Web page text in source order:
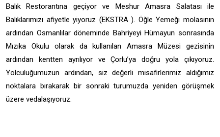
Balık Restorantına geçiyor ve Meshur Amasra Salatası ile
Balıklarımızı afiyetle yiyoruz (EKSTRA ). Öğle Yemeği molasının
ardından Osmanlılar döneminde Bahriyeyi Hümayun sonrasında
Mızıka Okulu olarak da kullanılan Amasra Müzesi gezisinin
ardından kentten ayrılıyor ve Çorlu’ya doğru yola çıkıyoruz.
Yolculuğumuzun ardından, siz değerli misafirlerimiz aldığımız
noktalara bırakarak bir sonraki turumuzda yeniden görüşmek
üzere vedalaşıyoruz.